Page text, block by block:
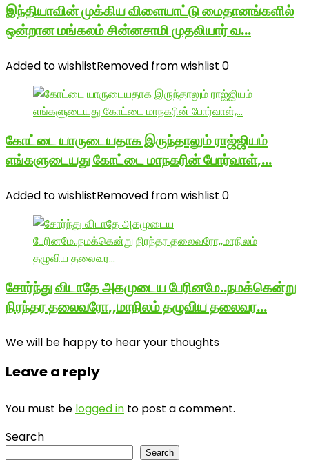
இந்தியாவின் முக்கிய விளையாட்டு மைதானங்களில்
ஒன்றான மங்கலம் சின்னசாமி முதலியார் வ…
Added to wishlistRemoved from wishlist 0
கோட்டை யாருடையதாக இருந்தாலும் ராஜ்ஜியம்
எங்களுடையது கோட்டை மாநகரின் போர்வாள்,…
Added to wishlistRemoved from wishlist 0
சோர்ந்து விடாதே அகமுடைய பேரினமே..நமக்கென்று
நிரந்தர தலைவரோ,,மாநிலம் தழுவிய தலைவர…
We will be happy to hear your thoughts
Leave a reply
You must be logged in to post a comment.
Search
Search